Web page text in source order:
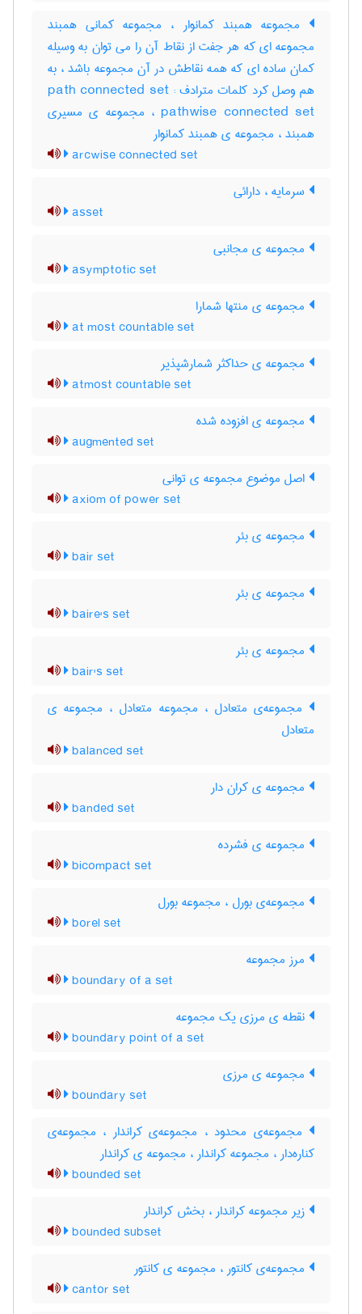
مجموعه همبند کمانوار ، مجموعه کمانی همبند
مجموعه ای که هر جفت از نقاط آن را می توان به وسیله
کمان ساده ای که همه نقاطش در آن مجموعه باشد ، به
هم وصل کرد کلمات مترادف : path connected set
pathwise connected set ، مجموعه ی مسیری
همبند ، مجموعه ی همبند کمانوار
arcwise connected set
سرمایه ، دارائی
asset
مجموعه ی مجانبی
asymptotic set
مجموعه ی منتها شمارا
at most countable set
مجموعه ی حداکثر شمارشپذیر
atmost countable set
مجموعه ی افزوده شده
augmented set
اصل موضوع مجموعه ی توانی
axiom of power set
مجموعه ی بئر
bair set
مجموعه ی بئر
baire's set
مجموعه ی بئر
bair's set
مجموعه‌ی متعادل ، مجموعه متعادل ، مجموعه ی
متعادل
balanced set
مجموعه ی کران دار
banded set
مجموعه ی فشرده
bicompact set
مجموعه‌ی بورل ، مجموعه بورل
borel set
مرز مجموعه
boundary of a set
نقطه ی مرزی یک مجموعه
boundary point of a set
مجموعه ی مرزی
boundary set
مجموعه‌ی محدود ، مجموعه‌ی کراندار ، مجموعه‌ی
کناره‌دار ، مجموعه کراندار ، مجموعه ی کراندار
bounded set
زیر مجموعه کراندار ، بخش کراندار
bounded subset
مجموعه‌ی کانتور ، مجموعه ی کانتور
cantor set